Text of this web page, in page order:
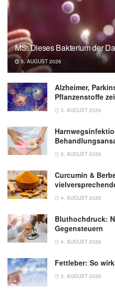
MS: Dieses Bakterium der
5. AUGUST 2026
Alzheimer,
Pflanzenstoffe
5. AUGUST 2026
5. AUGUST 2026
Curcumin &
4. AUGUST 2026
Bluthochdruck:
Gegensteuern
4. AUGUST 2026
Fettleber: So
3. AUGUST 2026